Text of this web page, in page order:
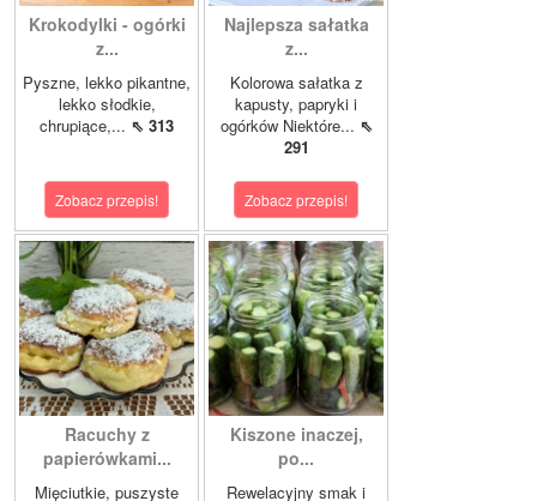
Krokodylki - ogórki
z...
Pyszne, lekko pikantne,
lekko słodkie,
chrupiące,... ⇖ 313
Zobacz przepis!
Najlepsza sałatka
z...
Kolorowa sałatka z
kapusty, papryki i
ogórków Niektóre... ⇖
291
Zobacz przepis!
Racuchy z
papierówkami...
Mięciutkie, puszyste
Kiszone inaczej,
po...
Rewelacyjny smak i